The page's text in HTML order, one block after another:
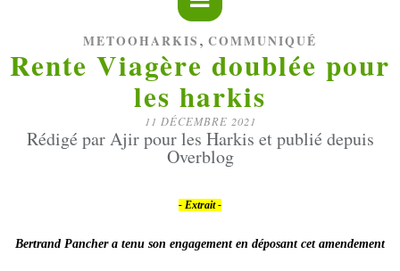
METOOHARKIS , COMMUNIQUÉ
Rente Viagère doublée pour
les harkis
11 DÉCEMBRE 2021
Rédigé par Ajir pour les Harkis et publié depuis
Overblog
- Extrait -
Bertrand Pancher a tenu son engagement en déposant cet amendement